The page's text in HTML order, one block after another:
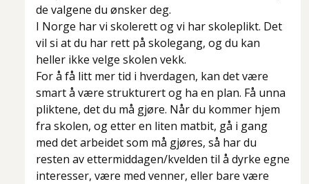
de valgene du ønsker deg.
I Norge har vi skolerett og vi har skoleplikt. Det
vil si at du har rett på skolegang, og du kan
heller ikke velge skolen vekk.
For å få litt mer tid i hverdagen, kan det være
smart å være strukturert og ha en plan. Få unna
pliktene, det du må gjøre. Når du kommer hjem
fra skolen, og etter en liten matbit, gå i gang
med det arbeidet som må gjøres, så har du
resten av ettermiddagen/kvelden til å dyrke egne
interesser, være med venner, eller bare være